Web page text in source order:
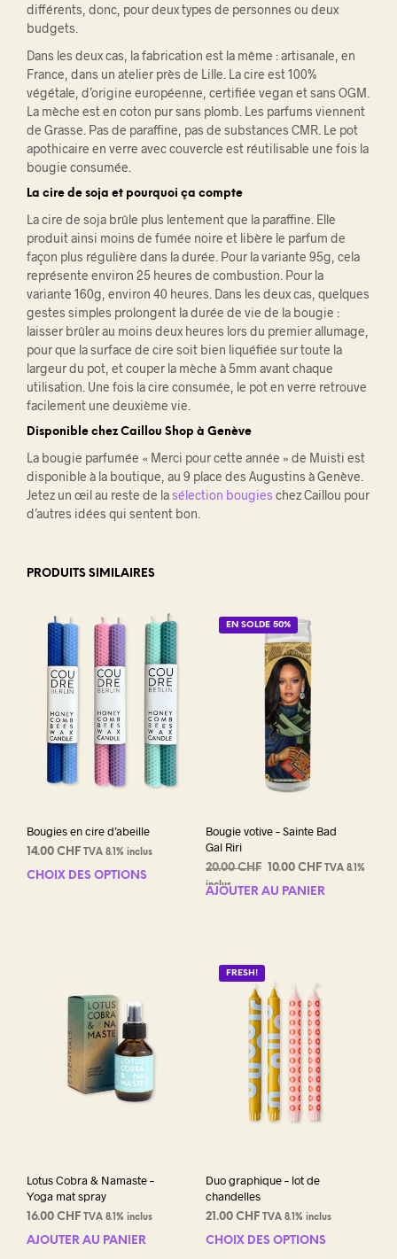
différents, donc, pour deux types de personnes ou deux
budgets.
Dans les deux cas, la fabrication est la même : artisanale, en
France, dans un atelier près de Lille. La cire est 100%
végétale, d’origine européenne, certifiée vegan et sans OGM.
La mèche est en coton pur sans plomb. Les parfums viennent
de Grasse. Pas de paraffine, pas de substances CMR. Le pot
apothicaire en verre avec couvercle est réutilisable une fois la
bougie consumée.
La cire de soja et pourquoi ça compte
La cire de soja brûle plus lentement que la paraffine. Elle
produit ainsi moins de fumée noire et libère le parfum de
façon plus régulière dans la durée. Pour la variante 95g, cela
représente environ 25 heures de combustion. Pour la
variante 160g, environ 40 heures. Dans les deux cas, quelques
gestes simples prolongent la durée de vie de la bougie :
laisser brûler au moins deux heures lors du premier allumage,
pour que la surface de cire soit bien liquéfiée sur toute la
largeur du pot, et couper la mèche à 5mm avant chaque
utilisation. Une fois la cire consumée, le pot en verre retrouve
facilement une deuxième vie.
Disponible chez Caillou Shop à Genève
La bougie parfumée « Merci pour cette année » de Muisti est
disponible à la boutique, au 9 place des Augustins à Genève.
Jetez un œil au reste de lasélection bougies chez Caillou pour
d’autres idées qui sentent bon.
PRODUITS SIMILAIRES
Bougies en cire d’abeille
14.00 CHF TVA 8.1% inclus
CHOIX DES OPTIONS
produit
EN SOLDE 50%
Bougie votive – Sainte Bad
Gal Riri
20.00CHF Le
prix
10.00 CHFLe
prix
TVA 8.1%
inclus
AJOUTER AU PANIER
Lotus Cobra & Namaste –
Yoga mat spray
16.00 CHF TVA 8.1% inclus
AJOUTER AU PANIER
FRESH!
Duo graphique – lot de
chandelles
21.00 CHF TVA 8.1% inclus
CHOIX DES OPTIONS